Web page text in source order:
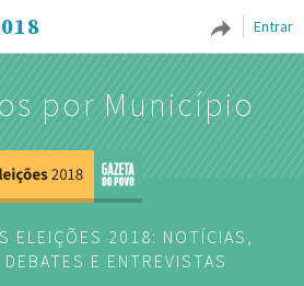
Entrar
por Município
ELEIÇÕES 2018: NOTÍCIAS,
E ENTREVISTAS